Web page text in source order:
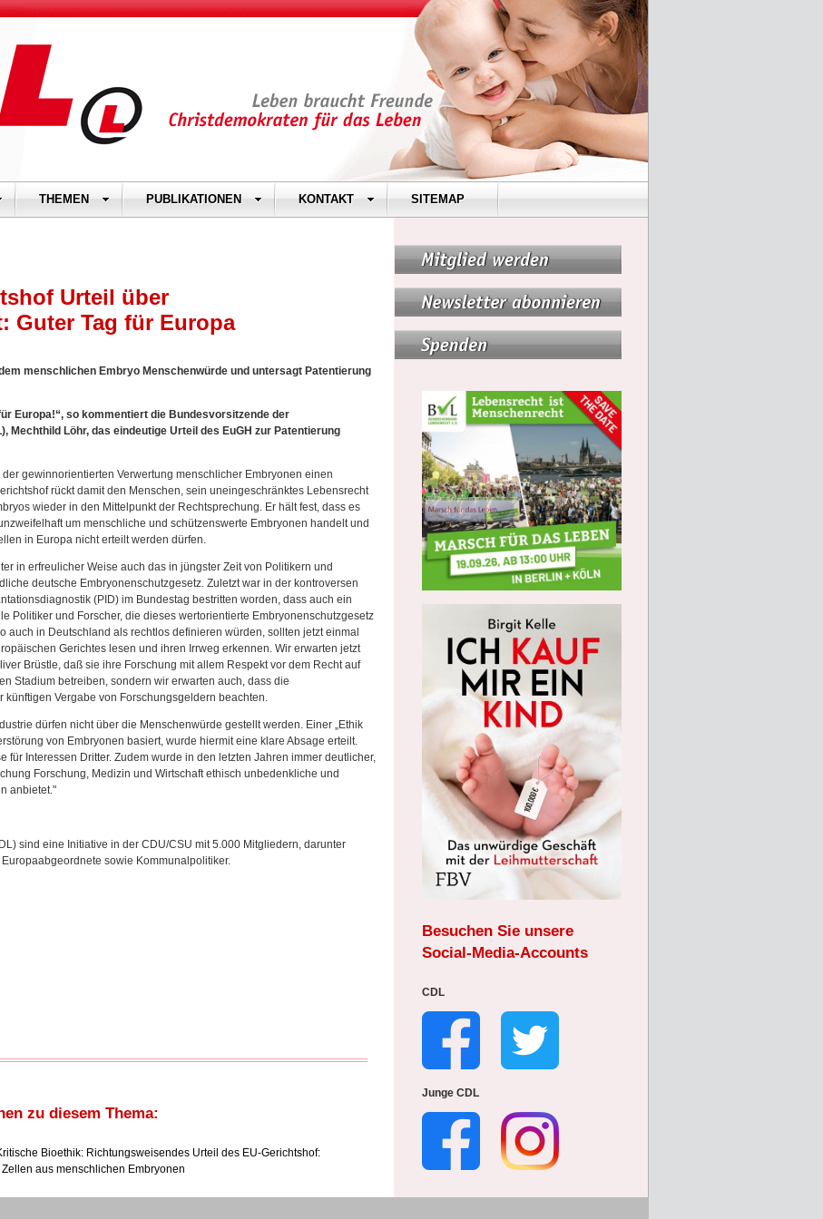
THEMEN PUBLIKATIONEN KONTAKT SITEMAP
Urteil über
Guter Tag für Europa
menschlichen Embryo Menschenwürde und untersagt Patentierung
Europa!“, so kommentiert die Bundesvorsitzende der
Mechthild Löhr, das eindeutige Urteil des EuGH zur Patentierung
gewinnorientierten Verwertung menschlicher Embryonen einen
rückt damit den Menschen, sein uneingeschränktes Lebensrecht
wieder in den Mittelpunkt der Rechtsprechung. Er hält fest, dass es
um menschliche und schützenswerte Embryonen handelt und
in Europa nicht erteilt werden dürfen.
in erfreulicher Weise auch das in jüngster Zeit von Politikern und
deutsche Embryonenschutzgesetz. Zuletzt war in der kontroversen
(PID) im Bundestag bestritten worden, dass auch ein
Politiker und Forscher, die dieses wertorientierte Embryonenschutzgesetz
auch in Deutschland als rechtlos definieren würden, sollten jetzt einmal
Gerichtes lesen und ihren Irrweg erkennen. Wir erwarten jetzt
Brüstle, daß sie ihre Forschung mit allem Respekt vor dem Recht auf
Stadium betreiben, sondern wir erwarten auch, dass die
künftigen Vergabe von Forschungsgeldern beachten.
dürfen nicht über die Menschenwürde gestellt werden. Einer „Ethik
von Embryonen basiert, wurde hiermit eine klare Absage erteilt.
für Interessen Dritter. Zudem wurde in den letzten Jahren immer deutlicher,
Forschung, Medizin und Wirtschaft ethisch unbedenkliche und
anbietet."
sind eine Initiative in der CDU/CSU mit 5.000 Mitgliedern, darunter
sowie Kommunalpolitiker.
zu diesem Thema:
Bioethik: Richtungsweisendes Urteil des EU-Gerichtshof:
aus menschlichen Embryonen
Besuchen Sie unsere
Social-Media-Accounts
CDL
Junge CDL